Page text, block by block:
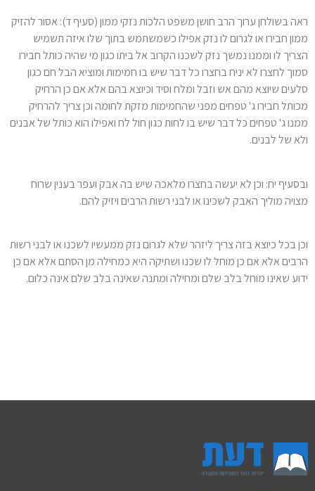
ראה בשולחן ערוך הרב חושן משפט הלכות נזקי ממון (סעיף ד): אסור להזיק
ממון חבירו או לגרום לו נזק אפילו כשמשתמש בתוך שלו איזה תשמיש
הצריך לו וממנו נמשך נזק לשכנו הקרוב אל ביתו כגון מי שהיה כותל חבירו
סמוך לחצרו לא יניח בחצרו כל דבר שיש בו חמימות ומוציא הבל חם כגון
סלעים שיוצא מהם אש וזבל ומלח וסיד וכיוצא בהם אלא אם כן הרחיק
מכותל חבירו ג' טפחים מפני שהחמימות מזקת לחומה וכן צריך להרחיק
ממנו ג' טפחים כל דבר שיש בו לחות כגון חול לח ואפילו הוא כותל של אבנים
ולא של לבנים.
ובסעיף יח: וכן לא יעשה בחצרו מלאכה שיש בה אבק ועפר בענין שרוח
מצויה מוליך האבק לשכינו או לבני רשות הרבים ויזיק להם.
וכן בכל כיוצא בזה צריך ליזהר שלא לגרום נזק ממעשיו לשכנו או לבני רשות
הרבים אלא אם כן מוחל לו שכנו ושתיקה היא כמחילה מן הסתם אלא אם כן
ידוע שאינו מוחל בלב שלם ומחילה ומתנה שאינה בלב שלם אינה כלום.